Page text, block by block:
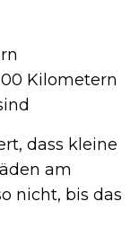
Kilometern
dass kleine
am
nicht, bis das